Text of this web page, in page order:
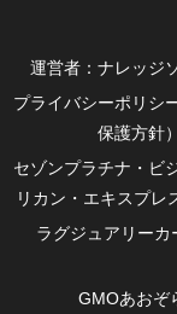
運営者：ナレッジ
プライバシーポリシ
保護方針）
セゾンプラチナ・ビ
リカン・エキスプレ
ラグジュアリーカ
GMOあおぞ